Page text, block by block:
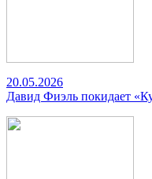
20.05.2026
Давид Фиэль покидает